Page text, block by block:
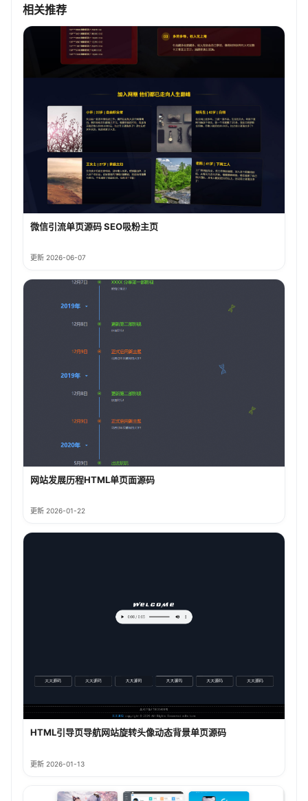
相关推荐
微信引流单页源码 SEO吸粉主页
更新 2026-06-07
网站发展历程HTML单页面源码
更新 2026-01-22
HTML引导页导航网站旋转头像动态背景单页源码
更新 2026-01-13